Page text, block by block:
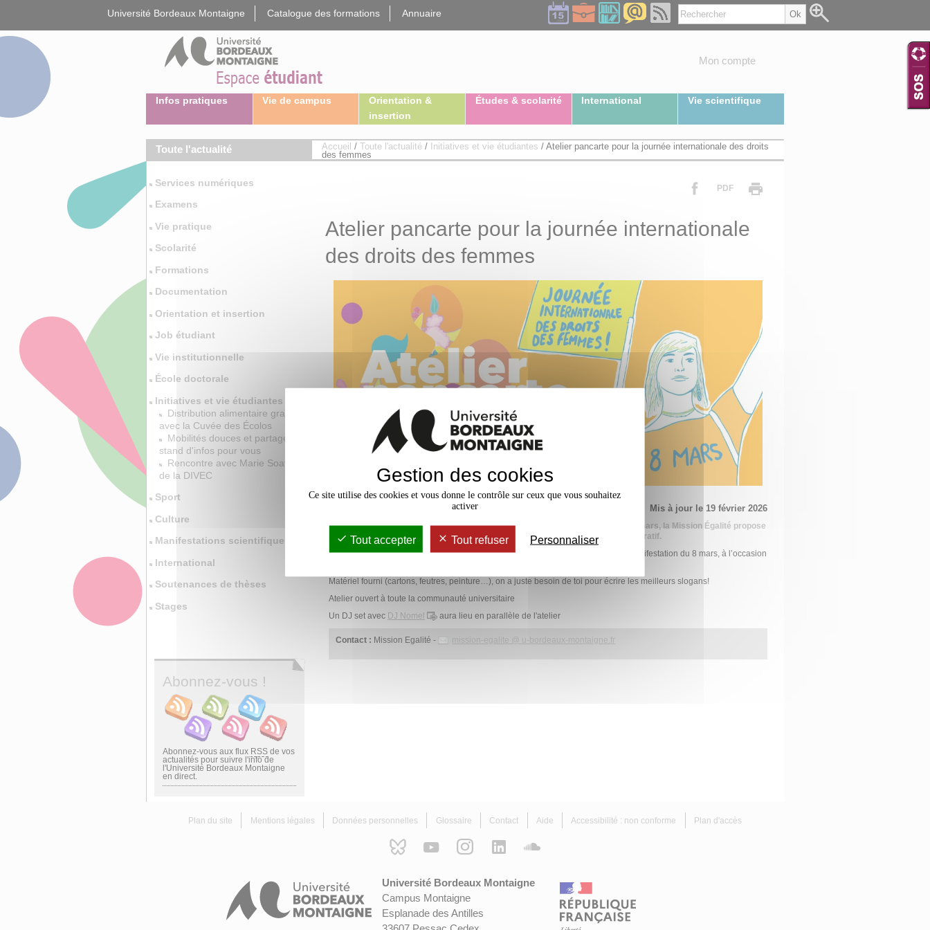
Université Bordeaux Montaigne Catalogue des formations Annuaire
Mon compte
Infos pratiques Vie de campus
Orientation &
insertion
Études & scolarité International Vie scientifique
Toute l'actualité
Services numériques
Examens
Vie pratique
Scolarité
Formations
Documentation
Orientation et insertion
Job étudiant
Vie institutionnelle
École doctorale
Initiatives et vie étudiantes
Distribution alimentaire gratuite
avec la Cuvée des Écolos
Mobilités douces et partagés, un
stand d'infos pour vous
Rencontre avec Marie Soatto,
de la DIVEC
Sport
Culture
Manifestations scientifiques
International
Soutenances de thèses
Stages
Abonnez-vous !
Abonnez-vous aux flux RSS de vos
actualités pour suivre l'info de
l'Université Bordeaux Montaigne
en direct.
Accueil / Toute l'actualité/ Initiatives et vie étudiantes / Atelier pancarte pour la journée internationale des droits
des femmes
PDF
Atelier pancarte pour la journée internationale
des droits des femmes
Mis à jour le 19 février 2026
À l’occasion de la Journée internationale des droits des femmes, célébrée le 8 mars, la Mission Égalité propose
un atelier pancarte le jeudi 26 février 2026, de
17h30 à 19h, dans le Hall administratif.
Participe à un moment d’échange et de créativité et prépare ta pancarte pour la manifestation du 8 mars, à l’occasion
Matériel fourni (cartons, feutres, peinture…), on a juste besoin de toi pour écrire les meilleurs slogans!
Atelier ouvert à toute la communauté universitaire
Un DJ set avec DJ Nomel aura lieu en parallèle de l'atelier
Contact : Mission Egalité - mission-egalite @ u-bordeaux-montaigne.fr
Plan du site Mentions légales Données personnelles Glossaire Contact Aide Accessibilité : non conforme Plan d'accès
Université Bordeaux Montaigne
Campus Montaigne
Esplanade des Antilles
Gestion des cookies
Ce site utilise des cookies et vous donne le contrôle sur ceux que vous souhaitez
activer
Tout accepter Tout refuser Personnaliser